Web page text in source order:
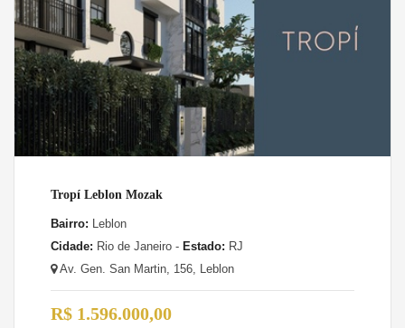
Tropí Leblon Mozak
Bairro: Leblon
Cidade: Rio de Janeiro - Estado: RJ
Av. Gen. San Martin, 156, Leblon
R$ 1.596.000,00